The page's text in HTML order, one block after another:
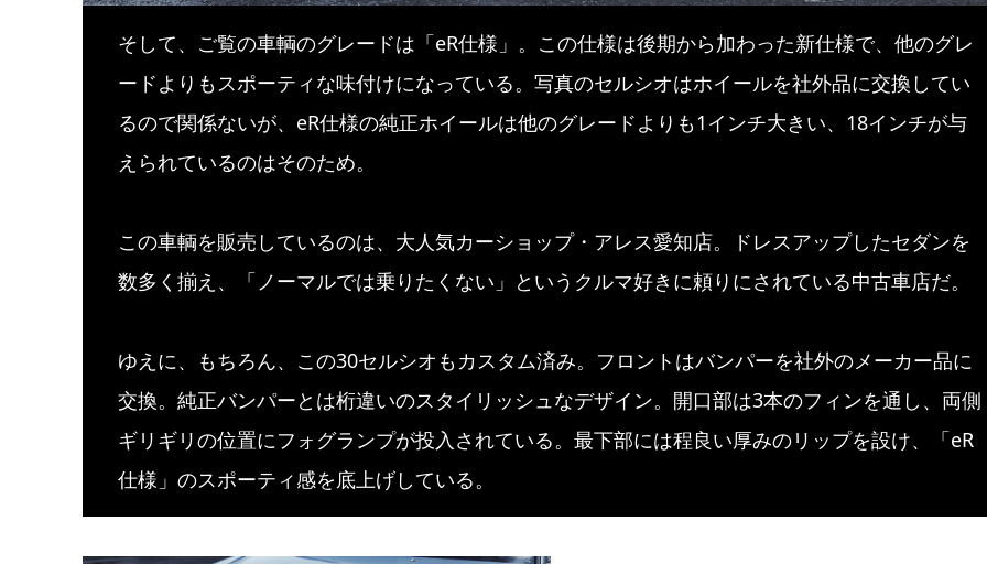
そして、ご覧の車輌のグレードは「eR仕様」。この仕様は後期から加わった新仕様で、他のグレ
ードよりもスポーティな味付けになっている。写真のセルシオはホイールを社外品に交換してい
るので関係ないが、eR仕様の純正ホイールは他のグレードよりも1インチ大きい、18インチが与
えられているのはそのため。
この車輌を販売しているのは、大人気カーショップ・アレス愛知店。ドレスアップしたセダンを
数多く揃え、「ノーマルでは乗りたくない」というクルマ好きに頼りにされている中古車店だ。
ゆえに、もちろん、この30セルシオもカスタム済み。フロントはバンパーを社外のメーカー品に
交換。純正バンパーとは桁違いのスタイリッシュなデザイン。開口部は3本のフィンを通し、両側
ギリギリの位置にフォグランプが投入されている。最下部には程良い厚みのリップを設け、「eR
仕様」のスポーティ感を底上げしている。